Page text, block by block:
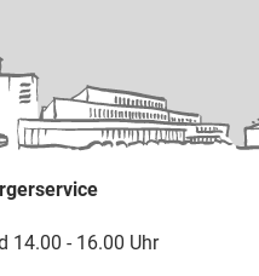
14.00 - 16.00 Uhr